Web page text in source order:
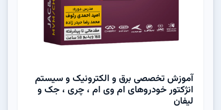
آموزش تخصصی برق و الکترونیک و سیستم
انژکتور خودروهای ام وی ام ، چری ، جک و
لیفان